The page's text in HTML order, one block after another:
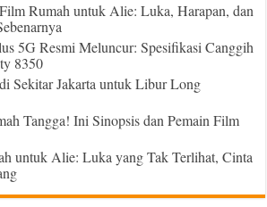
Rumah untuk Alie: Luka, Harapan, dan
5G Resmi Meluncur: Spesifikasi Canggih
8350
Sekitar Jakarta untuk Libur Long
Tangga! Ini Sinopsis dan Pemain Film
untuk Alie: Luka yang Tak Terlihat, Cinta